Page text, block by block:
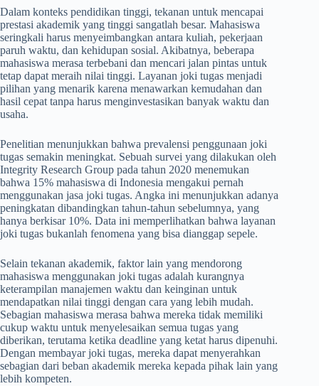
Dalam konteks pendidikan tinggi, tekanan untuk mencapai
prestasi akademik yang tinggi sangatlah besar. Mahasiswa
seringkali harus menyeimbangkan antara kuliah, pekerjaan
paruh waktu, dan kehidupan sosial. Akibatnya, beberapa
mahasiswa merasa terbebani dan mencari jalan pintas untuk
tetap dapat meraih nilai tinggi. Layanan joki tugas menjadi
pilihan yang menarik karena menawarkan kemudahan dan
hasil cepat tanpa harus menginvestasikan banyak waktu dan
usaha.
Penelitian menunjukkan bahwa prevalensi penggunaan joki
tugas semakin meningkat. Sebuah survei yang dilakukan oleh
Integrity Research Group pada tahun 2020 menemukan
bahwa 15% mahasiswa di Indonesia mengakui pernah
menggunakan jasa joki tugas. Angka ini menunjukkan adanya
peningkatan dibandingkan tahun-tahun sebelumnya, yang
hanya berkisar 10%. Data ini memperlihatkan bahwa layanan
joki tugas bukanlah fenomena yang bisa dianggap sepele.
Selain tekanan akademik, faktor lain yang mendorong
mahasiswa menggunakan joki tugas adalah kurangnya
keterampilan manajemen waktu dan keinginan untuk
mendapatkan nilai tinggi dengan cara yang lebih mudah.
Sebagian mahasiswa merasa bahwa mereka tidak memiliki
cukup waktu untuk menyelesaikan semua tugas yang
diberikan, terutama ketika deadline yang ketat harus dipenuhi.
Dengan membayar joki tugas, mereka dapat menyerahkan
sebagian dari beban akademik mereka kepada pihak lain yang
lebih kompeten.